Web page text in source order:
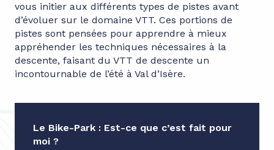
vous initier aux différents types de pistes avant
d’évoluer sur le domaine VTT. Ces portions de
pistes sont pensées pour apprendre à mieux
appréhender les techniques nécessaires à la
descente, faisant du VTT de descente un
incontournable de l’été à Val d’Isère.
Le Bike-Park : Est-ce que c’est fait pour
moi ?